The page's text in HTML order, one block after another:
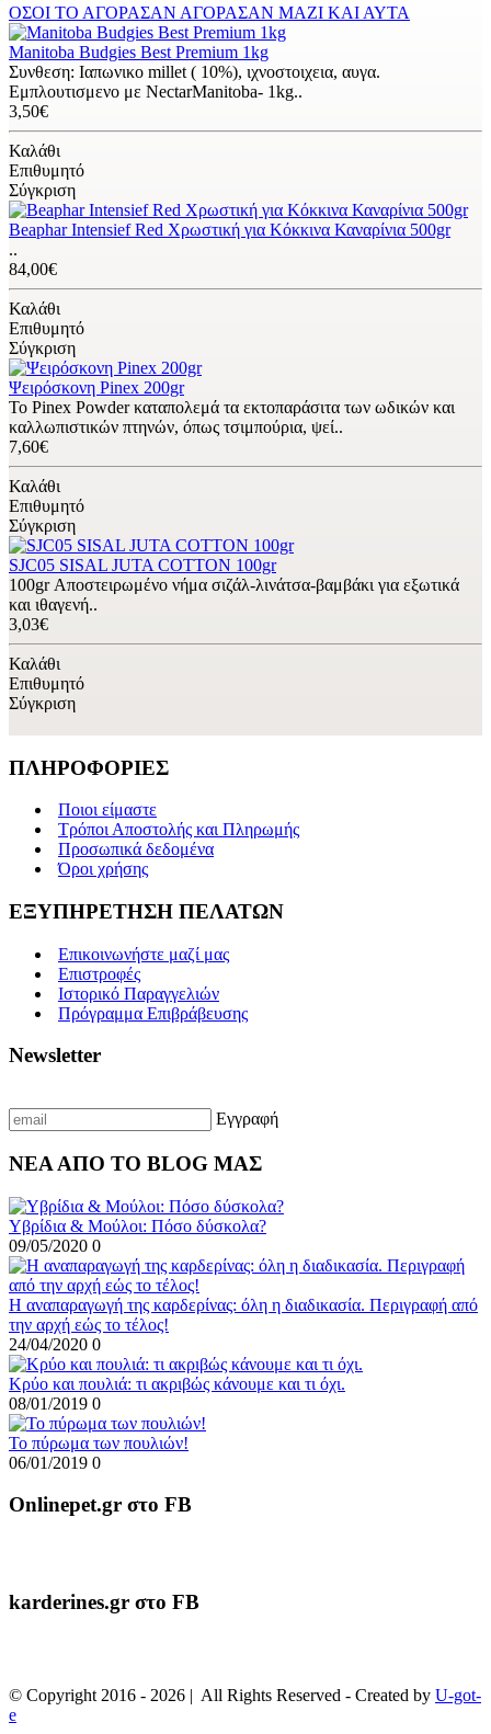
ΟΣΟΙ ΤΟ ΑΓΟΡΑΣΑΝ ΑΓΟΡΑΣΑΝ ΜΑΖΙ ΚΑΙ ΑΥΤΑ
Manitoba Budgies Best Premium 1kg
Συνθεση: Ιαπωνικο millet ( 10%), ιχνοστοιχεια, αυγα.
Εμπλουτισμενο με ΝectarManitoba- 1kg..
3,50€
Καλάθι
Επιθυμητό
Σύγκριση
Beaphar Intensief Red Χρωστική για Κόκκινα Καναρίνια 500gr
..
84,00€
Καλάθι
Επιθυμητό
Σύγκριση
Ψειρόσκονη Pinex 200gr
Το Pinex Powder καταπολεμά τα εκτοπαράσιτα των ωδικών και
καλλωπιστικών πτηνών, όπως τσιμπούρια, ψεί..
7,60€
Καλάθι
Επιθυμητό
Σύγκριση
SJC05 SISAL JUTA COTTON 100gr
100gr Αποστειρωμένο νήμα σιζάλ-λινάτσα-βαμβάκι για εξωτικά
και ιθαγενή..
3,03€
Καλάθι
Επιθυμητό
Σύγκριση
ΠΛΗΡΟΦΟΡΙΕΣ
Ποιοι είμαστε
Τρόποι Αποστολής και Πληρωμής
Προσωπικά δεδομένα
Όροι χρήσης
ΕΞΥΠΗΡΕΤΗΣΗ ΠΕΛΑΤΩΝ
Επικοινωνήστε μαζί μας
Επιστροφές
Ιστορικό Παραγγελιών
Πρόγραμμα Επιβράβευσης
Newsletter
Εγγραφή
ΝΕΑ ΑΠΟ ΤΟ BLOG ΜΑΣ
Υβρίδια & Μούλοι: Πόσο δύσκολα?
09/05/2020 0
Η αναπαραγωγή της καρδερίνας: όλη η διαδικασία. Περιγραφή από
την αρχή εώς το τέλος!
24/04/2020 0
Κρύο και πουλιά: τι ακριβώς κάνουμε και τι όχι.
08/01/2019 0
To πύρωμα των πουλιών!
06/01/2019 0
Onlinepet.gr στο FB
karderines.gr στο FB
© Copyright 2016 - 2026 | All Rights Reserved - Created by U-got-
e